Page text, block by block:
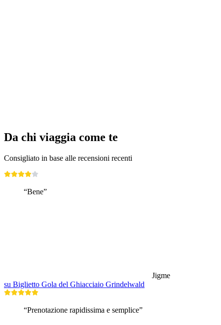
Da chi viaggia come te
Consigliato in base alle recensioni recenti
“Bene”
Jigme
su Biglietto Gola del Ghiacciaio Grindelwald
“Prenotazione rapidissima e semplice”